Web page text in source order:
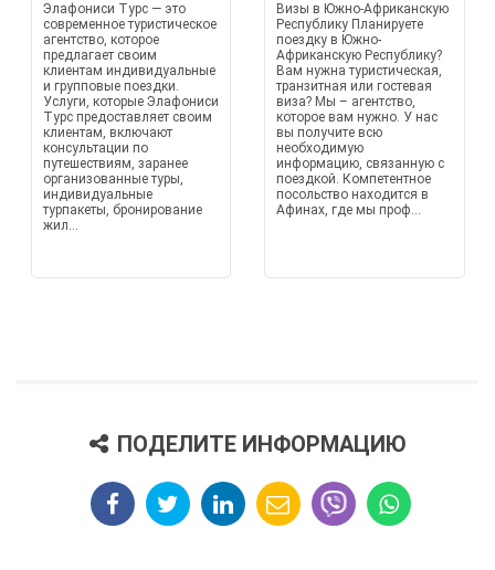
Элафониси Турс — это
современное туристическое
агентство, которое
предлагает своим
клиентам индивидуальные
и групповые поездки.
Услуги, которые Элафониси
Турс предоставляет своим
клиентам, включают
консультации по
путешествиям, заранее
организованные туры,
индивидуальные
турпакеты, бронирование
жил...
Визы в Южно-Африканскую
Республику Планируете
поездку в Южно-
Африканскую Республику?
Вам нужна туристическая,
транзитная или гостевая
виза? Мы – агентство,
которое вам нужно. У нас
вы получите всю
необходимую
информацию, связанную с
поездкой. Компетентное
посольство находится в
Афинах, где мы проф...
ПОДЕЛИТЕ ИНФОРМАЦИЮ